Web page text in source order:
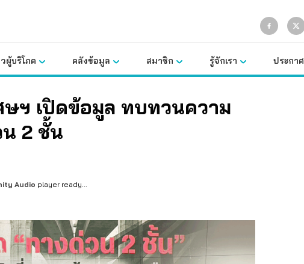
ผู้บริโภค คลังข้อมูล สมาชิก รู้จักเรา ประกาศ
ษฯ เปิดข้อมูล ทบทวนความ
2 ชั้น
Audio player ready...